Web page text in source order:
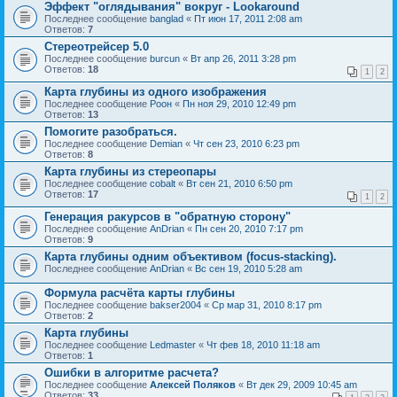
Эффект "оглядывания" вокруг - Lookaround
Последнее сообщение banglad « Пт июн 17, 2011 2:08 am
Ответов: 7
Стереотрейсер 5.0
Последнее сообщение burcun « Вт апр 26, 2011 3:28 pm
Ответов: 18 1 2
Карта глубины из одного изображения
Последнее сообщение Pоон « Пн ноя 29, 2010 12:49 pm
Ответов: 13
Помогите разобраться.
Последнее сообщение Demian « Чт сен 23, 2010 6:23 pm
Ответов: 8
Карта глубины из стереопары
Последнее сообщение cobalt « Вт сен 21, 2010 6:50 pm
Ответов: 17 1 2
Генерация ракурсов в "обратную сторону"
Последнее сообщение AnDrian « Пн сен 20, 2010 7:17 pm
Ответов: 9
Карта глубины одним объективом (focus-stacking).
Последнее сообщение AnDrian « Вс сен 19, 2010 5:28 am
Формула расчёта карты глубины
Последнее сообщение bakser2004 « Ср мар 31, 2010 8:17 pm
Ответов: 2
Карта глубины
Последнее сообщение Ledmaster « Чт фев 18, 2010 11:18 am
Ответов: 1
Ошибки в алгоритме расчета?
Последнее сообщение Алексей Поляков « Вт дек 29, 2009 10:45 am
Ответов: 33